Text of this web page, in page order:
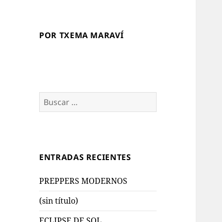
POR TXEMA MARAVÍ
Buscar:
ENTRADAS RECIENTES
PREPPERS MODERNOS
(sin título)